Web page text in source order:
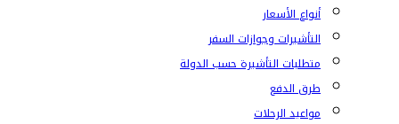
أنواع الأسعار
التأشيرات وجوازات السفر
متطلبات التأشيرة حسب الدولة
طرق الدفع
مواعيد الرحلات